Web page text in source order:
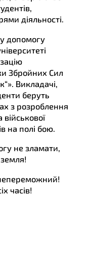
діяльності.
допомогу
Збройних Сил
Викладачі,
беруть
з розроблення
військової
на полі бою.
не зламати,
часів!